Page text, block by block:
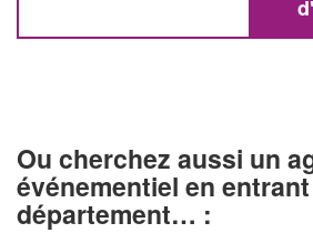
Ou cherchez aussi un
événementiel en
département… :